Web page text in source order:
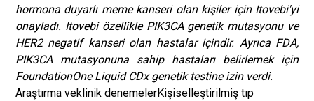
hormona duyarlı meme kanseri olan kişiler için Itovebi'yi
onayladı. Itovebi özellikle PIK3CA genetik mutasyonu ve
HER2 negatif kanseri olan hastalar içindir. Ayrıca FDA,
PIK3CA mutasyonuna sahip hastaları belirlemek için
FoundationOne Liquid CDx genetik testine izin verdi.
Araştırma veklinik denemelerKişiselleştirilmiş tıp